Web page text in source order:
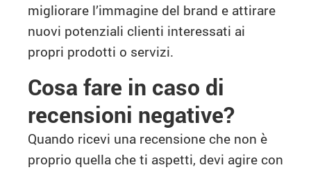
migliorare l’immagine del brand e attirare
nuovi potenziali clienti interessati ai
propri prodotti o servizi.
Cosa fare in caso di
recensioni negative?
Quando ricevi una recensione che non è
proprio quella che ti aspetti, devi agire con